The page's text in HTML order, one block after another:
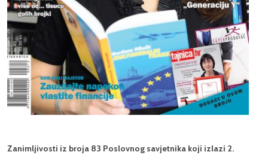
Zanimljivosti iz broja 83 Poslovnog savjetnika koji izlazi 2.